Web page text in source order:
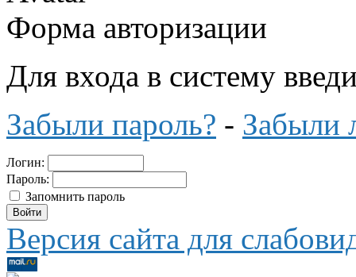
Форма авторизации
Для входа в систему
Забыли пароль? - Забыли
Логин:
Пароль:
Запомнить пароль
Версия сайта для